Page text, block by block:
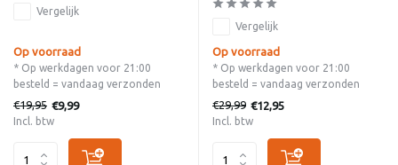
Vergelijk
Op voorraad
* Op werkdagen voor 21:00
besteld = vandaag verzonden
€19,95 €9,99
Incl. btw
Vergelijk
Op voorraad
* Op werkdagen voor 21:00
besteld = vandaag verzonden
€29,99 €12,95
Incl. btw